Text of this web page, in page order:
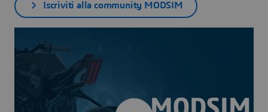
Iscriviti alla community MODSIM